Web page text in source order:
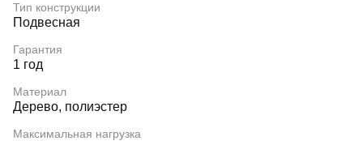
Тип конструкции
Подвесная
Гарантия
1 год
Материал
Дерево, полиэстер
Максимальная нагрузка